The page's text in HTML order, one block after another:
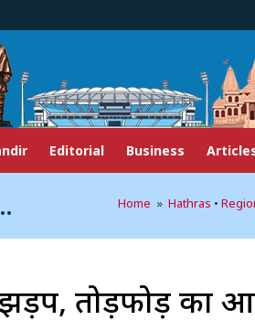
Editorial Business
Home » Hathras •
तोड़फोड़ का